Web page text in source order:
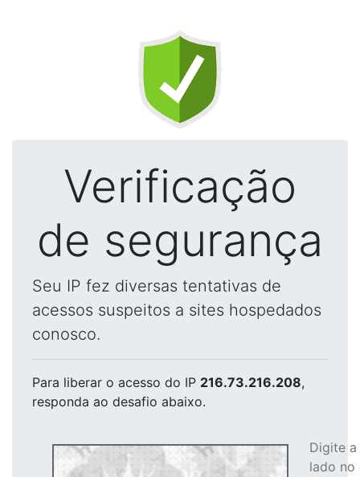
Verificação
de segurança
Seu IP fez diversas tentativas de
acessos suspeitos a sites hospedados
conosco.
Para liberar o acesso do IP 216.73.216.208,
responda ao desafio abaixo.
Digite
lado no